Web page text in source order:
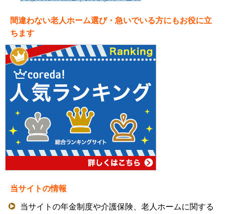
間違わない老人ホーム選び・急いでいる方にもお役に立
ちます
当サイトの情報
当サイトの年金制度や介護保険、老人ホームに関する